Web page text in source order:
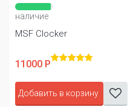
наличие
MSF Clocker
11000 Р
Добавить в корзину